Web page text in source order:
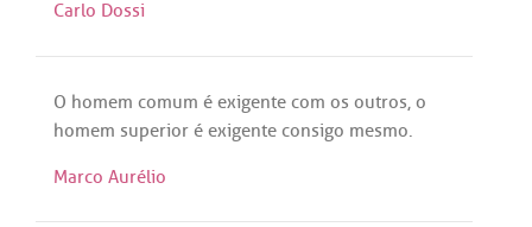
Carlo Dossi
O homem comum é exigente com os outros, o
homem superior é exigente consigo mesmo.
Marco Aurélio